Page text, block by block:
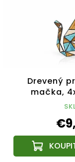
Drevený
mačka,